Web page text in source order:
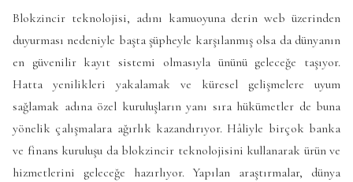
Blokzincir teknolojisi, adını kamuoyuna derin web üzerinden
duyurması nedeniyle başta şüpheyle karşılanmış olsa da dünyanın
en güvenilir kayıt sistemi olmasıyla ününü geleceğe taşıyor.
Hatta yenilikleri yakalamak ve küresel gelişmelere uyum
sağlamak adına özel kuruluşların yanı sıra hükümetler de buna
yönelik çalışmalara ağırlık kazandırıyor. Hâliyle birçok banka
ve finans kuruluşu da blokzincir teknolojisini kullanarak ürün ve
hizmetlerini geleceğe hazırlıyor. Yapılan araştırmalar, dünya